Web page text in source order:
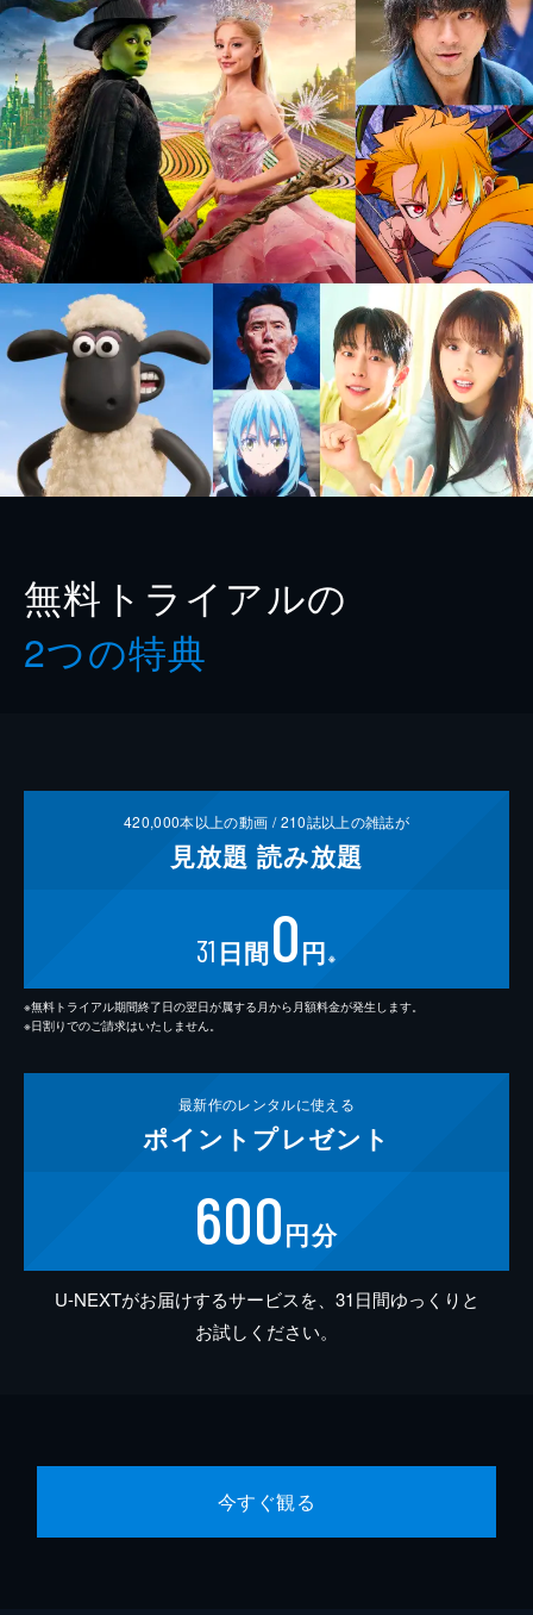
無料トライアルの
2つの特典
420,000本以上の動画 /210誌以上の雑誌が
見放題 読み放題
31 日間0円 ※
※無料トライアル期間終了日の翌日が属する月から月額料金が発生します。
※日割りでのご請求はいたしません。
最新作のレンタルに使える
ポイント プレゼント
600円分
U-NEXTがお届けするサービスを、31日間ゆっくりと
お試しください。
今すぐ観る